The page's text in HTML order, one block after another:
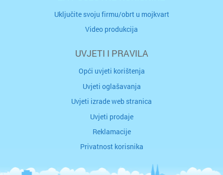
Uključite svoju firmu/obrt u mojkvart
Video produkcija
UVJETI I PRAVILA
Opći uvjeti korištenja
Uvjeti oglašavanja
Uvjeti izrade web stranica
Uvjeti prodaje
Reklamacije
Privatnost korisnika